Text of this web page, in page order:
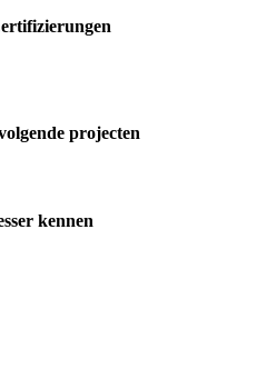
projecten
kennen